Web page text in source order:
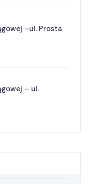
–ul. Prosta
– ul.